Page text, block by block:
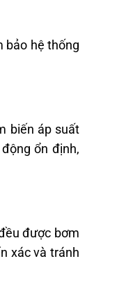
bảo hệ thống
biến áp suất
ổn định,
được bơm
xác và tránh